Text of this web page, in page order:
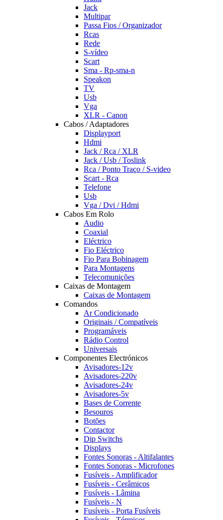
Jack
Multipar
Passa Fios / Organizador
Rcas
Rede
S-vídeo
Scart
Sma - Rp-sma-n
Speakon
TV
Usb
Vga
XLR - Canon
Cabos / Adaptadores
Displayport
Hdmi
Jack / Rca / XLR
Jack / Usb / Toslink
Rca / Ponto Traço / S-video
Scart - Rca
Telefone
Usb
Vga / Dvi / Hdmi
Cabos Em Rolo
Audio
Coaxial
Eléctrico
Fio Eléctrico
Fio Para Bobinagem
Para Montagens
Telecomunições
Caixas de Montagem
Caixas de Montagem
Comandos
Ar Condicionado
Originais / Compatíveis
Programáveis
Rádio Control
Universais
Componentes Electrónicos
Avisadores-12v
Avisadores-220v
Avisadores-24v
Avisadores-5v
Bases de Corrente
Besouros
Botões
Contactor
Dip Switchs
Displays
Fontes Sonoras - Altifalantes
Fontes Sonoras - Microfones
Fusíveis - Amplificador
Fusíveis - Cerâmicos
Fusíveis - Lâmina
Fusíveis - N
Fusíveis - Porta Fusíveis